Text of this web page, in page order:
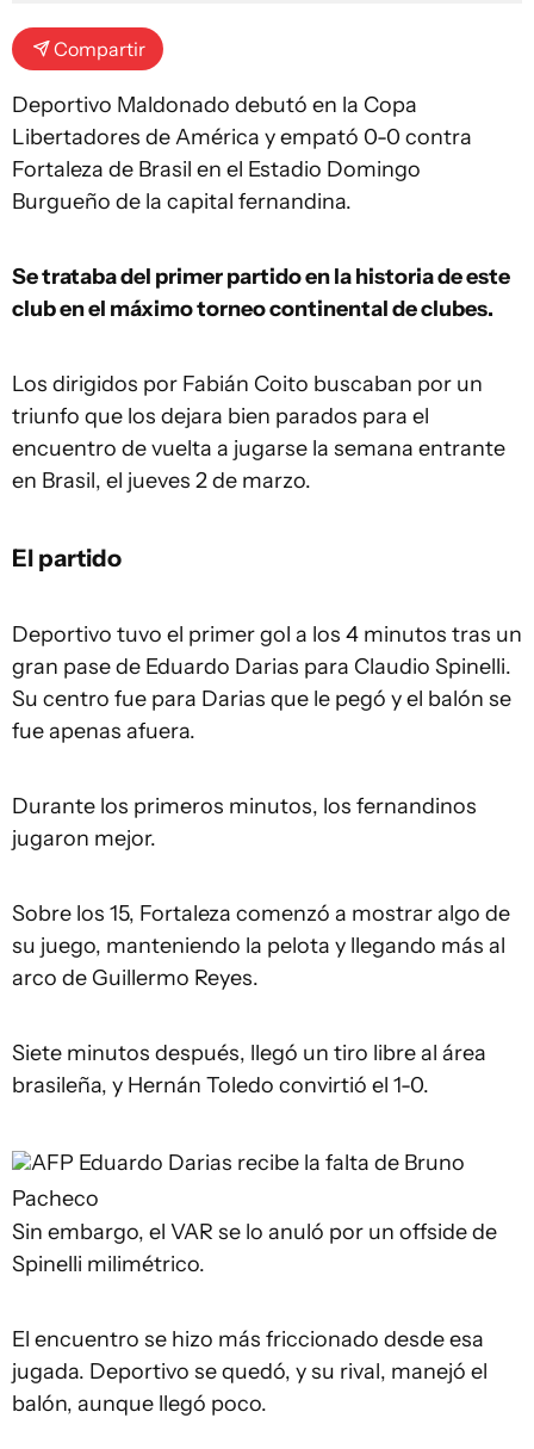
Compartir
Deportivo Maldonado debutó en la Copa
Libertadores de América y empató 0-0 contra
Fortaleza de Brasil en el Estadio Domingo
Burgueño de la capital fernandina.
Se trataba del primer partido en la historia de este
club en el máximo torneo continental de clubes.
Los dirigidos por Fabián Coito buscaban por un
triunfo que los dejara bien parados para el
encuentro de vuelta a jugarse la semana entrante
en Brasil, el jueves 2 de marzo.
El partido
Deportivo tuvo el primer gol a los 4 minutos tras un
gran pase de Eduardo Darias para Claudio Spinelli.
Su centro fue para Darias que le pegó y el balón se
fue apenas afuera.
Durante los primeros minutos, los fernandinos
jugaron mejor.
Sobre los 15, Fortaleza comenzó a mostrar algo de
su juego, manteniendo la pelota y llegando más al
arco de Guillermo Reyes.
Siete minutos después, llegó un tiro libre al área
brasileña, y Hernán Toledo convirtió el 1-0.
AFP Eduardo Darias recibe la falta de Bruno
Pacheco
Sin embargo, el VAR se lo anuló por un offside de
Spinelli milimétrico.
El encuentro se hizo más friccionado desde esa
jugada. Deportivo se quedó, y su rival, manejó el
balón, aunque llegó poco.